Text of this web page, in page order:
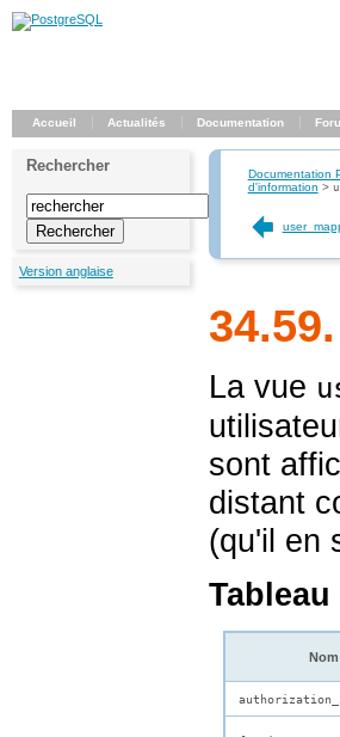
Accueil Actualités Documentation
Rechercher
Version anglaise
Documentation
d'information >
La vue
sont
distant
(qu'il en
Nom